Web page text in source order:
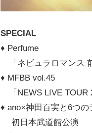
SPECIAL
♦︎ Perfume
「ネビュラロマンス
♦︎ MFBB vol.45
「NEWS LIVE TOUR
♦︎ ano×神田百実と6つの
初日本武道館公演 「